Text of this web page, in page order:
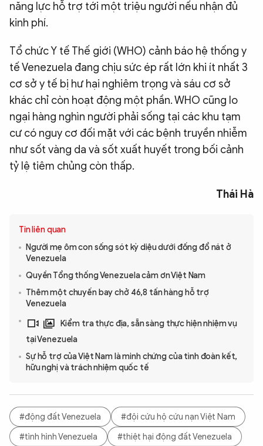
năng lực hỗ trợ tới một triệu người nếu nhận đủ
kinh phí.
Tổ chức Y tế Thế giới (WHO) cảnh báo hệ thống y
tế Venezuela đang chịu sức ép rất lớn khi ít nhất 3
cơ sở y tế bị hư hại nghiêm trọng và sáu cơ sở
khác chỉ còn hoạt động một phần. WHO cũng lo
ngại hàng nghìn người phải sống tại các khu tạm
cư có nguy cơ đối mặt với các bệnh truyền nhiễm
như sốt vàng da và sốt xuất huyết trong bối cảnh
tỷ lệ tiêm chủng còn thấp.
Thái Hà
Tin liên quan
Người mẹ ôm con sống sót kỳ diệu dưới đống đổ nát ở
Venezuela
Quyền Tổng thống Venezuela cảm ơn Việt Nam
Thêm một chuyến bay chở 46,8 tấn hàng hỗ trợ
Venezuela
Kiểm tra thực địa, sẵn sàng thực hiện nhiệm vụ
tại Venezuela
Sự hỗ trợ của Việt Nam là minh chứng của tình đoàn kết,
hữu nghị và trách nhiệm quốc tế
#động đất Venezuela
#đội cứu hộ cứu nạn Việt Nam
#tình hình Venezuela
#thiệt hại động đất Venezuela